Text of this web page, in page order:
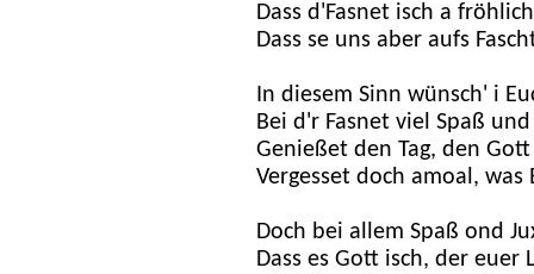
Dass d'Fasnet isch a
Dass se uns aber aufs
In diesem Sinn wünsch' i
Bei d'r Fasnet viel Spaß
Genießet den Tag, den
Vergesset doch amoal, was
Doch bei allem Spaß ond
Dass es Gott isch, der euer